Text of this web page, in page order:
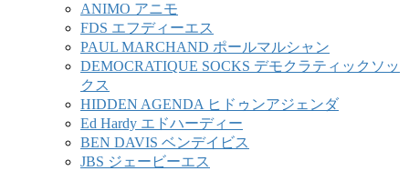
ANIMO アニモ
FDS エフディーエス
PAUL MARCHAND ポールマルシャン
DEMOCRATIQUE SOCKS デモクラティックソッ
クス
HIDDEN AGENDA ヒドゥンアジェンダ
Ed Hardy エドハーディー
BEN DAVIS ベンデイビス
JBS ジェービーエス